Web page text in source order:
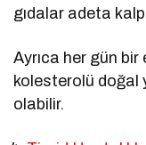
gıdalar adeta
Ayrıca her gün
kolesterolü doğal
olabilir.